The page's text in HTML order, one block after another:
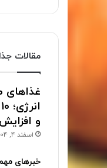
مقالات
غذاهای
و
اسفند 4, 1404
خبرهای